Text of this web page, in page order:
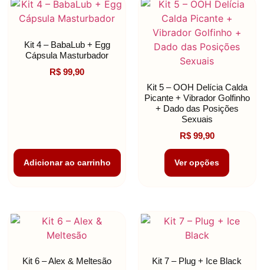
Kit 4 – BabaLub + Egg
Cápsula Masturbador
R$ 99,90
Adicionar ao carrinho
Kit 5 – OOH Delícia Calda
Picante + Vibrador Golfinho
+ Dado das Posições
Sexuais
R$99,90
Ver opções
Kit 6 – Alex & Meltesão
Kit 7 – Plug + Ice Black